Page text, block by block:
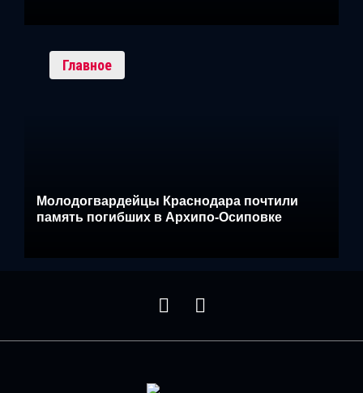
Главное
Молодогвардейцы Краснодара почтили
память погибших в Архипо-Осиповке